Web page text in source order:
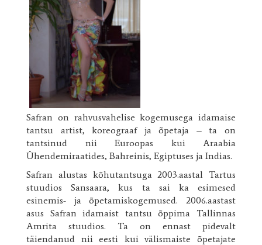
Safran on rahvusvahelise kogemusega idamaise
tantsu artist, koreograaf ja õpetaja – ta on
tantsinud nii Euroopas kui Araabia
Ühendemiraatides, Bahreinis, Egiptuses ja Indias.
Safran alustas kõhutantsuga 2003.aastal Tartus
stuudios Sansaara, kus ta sai ka esimesed
esinemis- ja õpetamiskogemused. 2006.aastast
asus Safran idamaist tantsu õppima Tallinnas
Amrita stuudios. Ta on ennast pidevalt
täiendanud nii eesti kui välismaiste õpetajate